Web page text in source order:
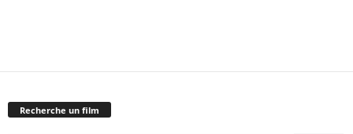
Recherche un film